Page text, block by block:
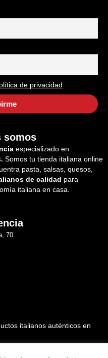
de privacidad
somos
especializado en
Somos tu tienda italiana online
pasta, salsas, quesos,
de calidad para
italiana en casa.
70
italianos auténticos en